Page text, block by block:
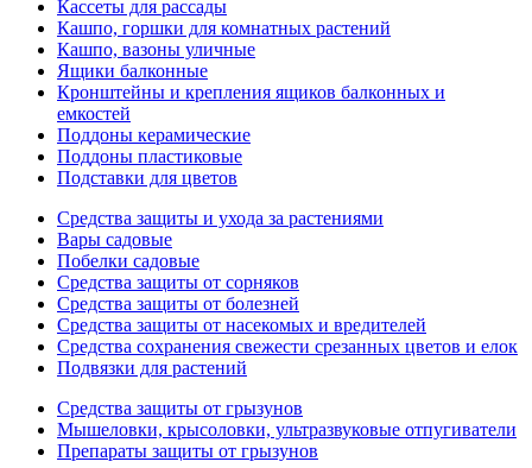
Кассеты для рассады
Кашпо, горшки для комнатных растений
Кашпо, вазоны уличные
Ящики балконные
Кронштейны и крепления ящиков балконных и
емкостей
Поддоны керамические
Поддоны пластиковые
Подставки для цветов
Средства защиты и ухода за растениями
Вары садовые
Побелки садовые
Средства защиты от сорняков
Средства защиты от болезней
Средства защиты от насекомых и вредителей
Средства сохранения свежести срезанных цветов и елок
Подвязки для растений
Средства защиты от грызунов
Мышеловки, крысоловки, ультразвуковые отпугиватели
Препараты защиты от грызунов